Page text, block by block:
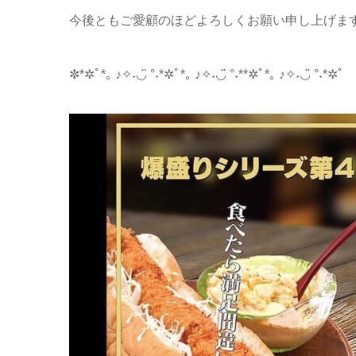
今後ともご愛顧のほどよろしくお願い申し上げま
✼*✲ﾟ*｡ ♪✧˖◡̈ °˖*✲ﾟ*｡ ♪✧˖◡̈ °˖**✲ﾟ*｡ ♪✧˖◡̈ °˖*✲ﾟ